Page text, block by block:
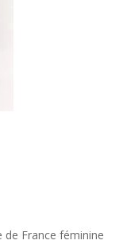
France féminine